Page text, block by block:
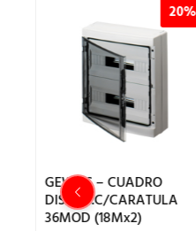
20%
GEWISS – CUADRO
DISTRIB.C/CARATULA
36MOD (18Mx2)